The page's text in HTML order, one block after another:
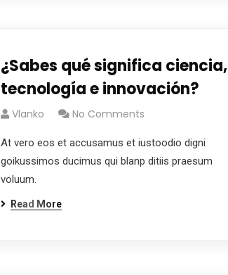
¿Sabes qué significa ciencia,
tecnología e innovación?
Vlanko No Comments
At vero eos et accusamus et iustoodio digni
goikussimos ducimus qui blanp ditiis praesum
voluum.
Read More